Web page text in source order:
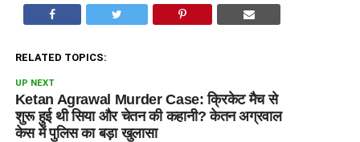
RELATED TOPICS:
UP NEXT
Ketan Agrawal Murder Case: क्रिकेट मैच से
शुरू हुई थी सिया और चेतन की कहानी? केतन अग्रवाल
केस में पुलिस का बड़ा खुलासा